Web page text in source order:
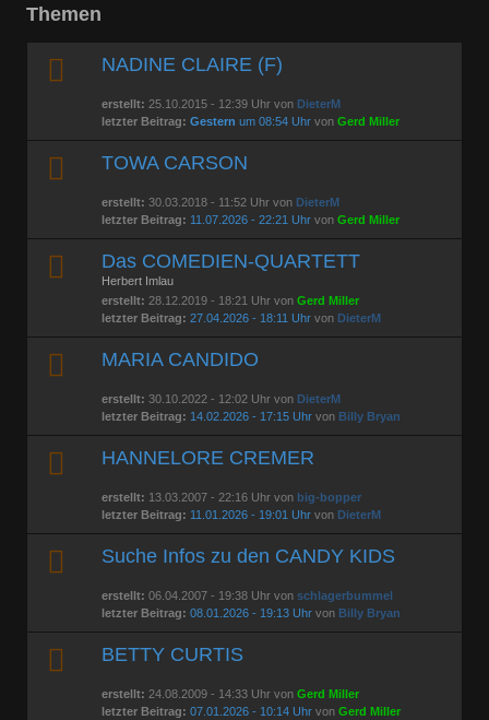
Themen
NADINE CLAIRE (F)
erstellt: 25.10.2015 - 12:39 Uhr von DieterM
letzter Beitrag: Gestern um 08:54 Uhr vonGerd Miller
TOWA CARSON
erstellt: 30.03.2018 - 11:52 Uhr von DieterM
letzter Beitrag: 11.07.2026 - 22:21 Uhr vonGerd Miller
Das COMEDIEN-QUARTETT
Herbert Imlau
erstellt: 28.12.2019 - 18:21 Uhr vonGerd Miller
letzter Beitrag: 27.04.2026 - 18:11 Uhr von DieterM
MARIA CANDIDO
erstellt: 30.10.2022 - 12:02 Uhr von DieterM
letzter Beitrag: 14.02.2026 - 17:15 Uhr von Billy Bryan
HANNELORE CREMER
erstellt: 13.03.2007 - 22:16 Uhr von big-bopper
letzter Beitrag: 11.01.2026 - 19:01 Uhr von DieterM
Suche Infos zu den CANDY KIDS
erstellt: 06.04.2007 - 19:38 Uhr vonschlagerbummel
letzter Beitrag: 08.01.2026 - 19:13 Uhr von Billy Bryan
BETTY CURTIS
erstellt: 24.08.2009 - 14:33 Uhr vonGerd Miller
letzter Beitrag: 07.01.2026 - 10:14 Uhr vonGerd Miller